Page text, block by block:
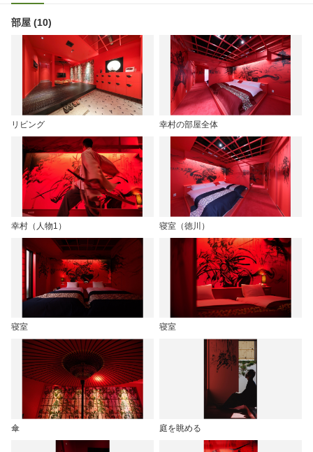
部屋 (10)
リビング 幸村の部屋全体
幸村（人物1） 寝室（徳川）
寝室 寝室
傘 庭を眺める